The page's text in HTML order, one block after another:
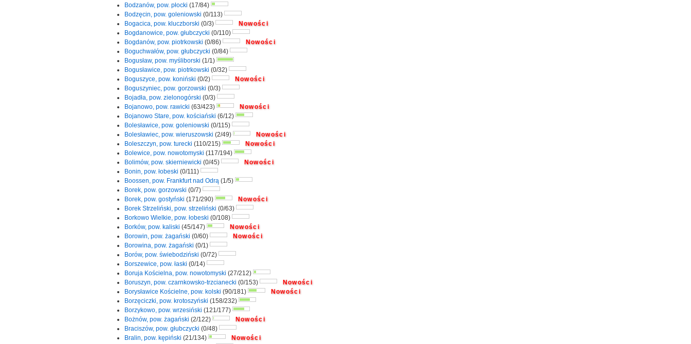
Bodzanów, pow. płocki (17/84)
Bodzęcin, pow. goleniowski (0/113)
Bogacica, pow. kluczborski (0/3)
Nowości
Bogdanowice, pow. głubczycki (0/110)
Bogdanów, pow. piotrkowski (0/86)
Nowości
Boguchwałów, pow. głubczycki (0/84)
Bogusław, pow. myśliborski (1/1)
Bogusławice, pow. piotrkowski (0/32)
Boguszyce, pow. koniński (0/2)
Nowości
Boguszyniec, pow. gorzowski (0/3)
Bojadła, pow. zielonogórski (0/3)
Bojanowo, pow. rawicki (63/423)
Nowości
Bojanowo Stare, pow. kościański (6/12)
Bolesławice, pow. goleniowski (0/115)
Bolesławiec, pow. wieruszowski (2/49)
Nowości
Boleszczyn, pow. turecki (110/215)
Nowości
Bolewice, pow. nowotomyski (117/194)
Bolimów, pow. skierniewicki (0/45)
Nowości
Bonin, pow. łobeski (0/111)
Boossen, pow. Frankfurt nad Odrą (1/5)
Borek, pow. gorzowski (0/7)
Borek, pow. gostyński (171/290)
Nowości
Borek Strzeliński, pow. strzeliński (0/63)
Borkowo Wielkie, pow. łobeski (0/108)
Borków, pow. kaliski (45/147)
Nowości
Borowin, pow. żagański (0/60)
Nowości
Borowina, pow. żagański (0/1)
Borów, pow. świebodziński (0/72)
Borszewice, pow. łaski (0/14)
Boruja Kościelna, pow. nowotomyski (27/212)
Boruszyn, pow. czarnkowsko-trzcianecki (0/153)
Nowości
Borysławice Kościelne, pow. kolski (90/181)
Nowości
Borzęciczki, pow. krotoszyński (158/232)
Borzykowo, pow. wrzesiński (121/177)
Bożnów, pow. żagański (2/122)
Nowości
Braciszów, pow. głubczycki (0/48)
Bralin, pow. kępiński (21/134)
Nowości